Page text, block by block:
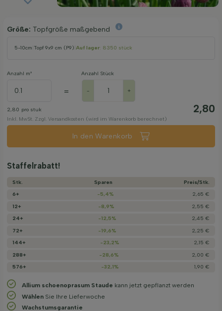
Größe: Topfgröße maßgebend
5-10cm Topf 9x9 cm (P9) Auf lager: 8350 stück
Anzahl m²
=
Anzahl Stück
- +
2,80 pro stuk 2,80
Inkl. MwSt. Zzgl. Versandkosten (wird im Warenkorb berechnet)
In den Warenkorb
Staffelrabatt!
Stk. Sparen
Preis/­Stk.
6+
-5,4%
2,65 €
12+
-8,9%
2,55 €
24+
-12,5%
2,45 €
72+
-19,6%
2,25 €
144+
-23,2%
2,15 €
288+
-28,6%
2,00 €
576+
-32,1% 1,90 €
Allium schoenoprasum Staude kann jetzt gepflanzt werden
Wählen Sie Ihre Lieferwoche
Wachstums­garantie